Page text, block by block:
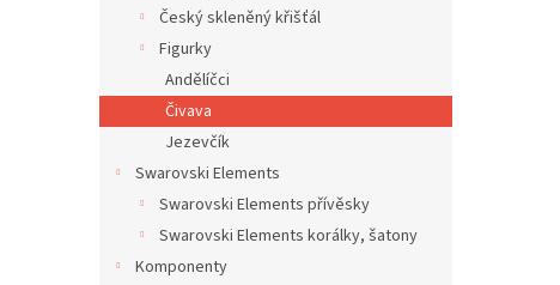
Český skleněný křišťál
Figurky
Andělíčci
Čivava
Jezevčík
Swarovski Elements
Swarovski Elements přívěsky
Swarovski Elements korálky, šatony
Komponenty